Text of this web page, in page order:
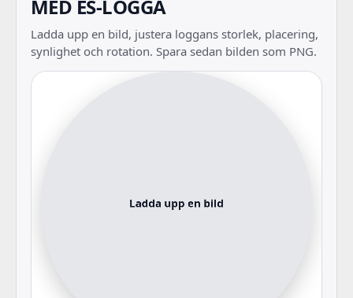
MED ES-LOGGA
Ladda upp en bild, justera loggans storlek, placering,
synlighet och rotation. Spara sedan bilden som PNG.